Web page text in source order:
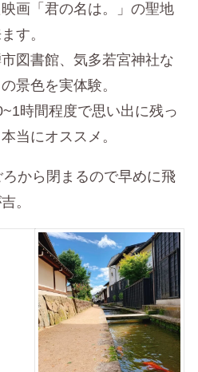
画「君の名は。」の聖地
す。
図書館、気多若宮神社な
景色を実体験。
時間程度で思い出に残っ
当にオススメ。
から閉まるので早めに飛
。